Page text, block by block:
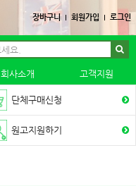
장바구니 회원가입 로그인
회사소개 고객지원
단체구매신청
원고지원하기